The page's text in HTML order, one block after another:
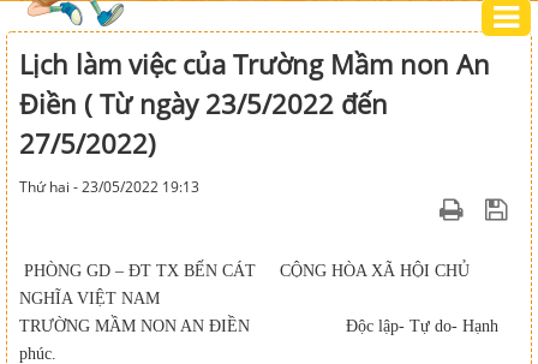
Lịch làm việc của Trường Mầm non An
Điền ( Từ ngày 23/5/2022 đến
27/5/2022)
Thứ hai - 23/05/2022 19:13
PHÒNG GD – ĐT TX BẾN CÁT CỘNG HÒA XÃ HỘI CHỦ
NGHĨA VIỆT NAM
TRƯỜNG MẦM NON AN ĐIỀN Độc lập- Tự do- Hạnh
phúc.